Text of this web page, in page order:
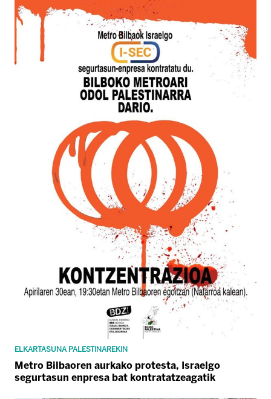
ELKARTASUNA PALESTINAREKIN
Metro Bilbaoren aurkako protesta, Israelgo
segurtasun enpresa bat kontratatzeagatik